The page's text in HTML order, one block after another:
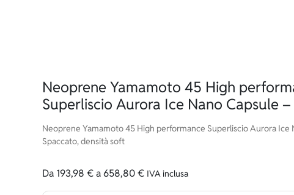
Neoprene Yamamoto 45 High
Superliscio Aurora Ice Nano Capsule
Neoprene Yamamoto 45 High performance Superliscio Aurora Ice
Spaccato, densità soft
Da 193,98€a658,80€ IVA inclusa